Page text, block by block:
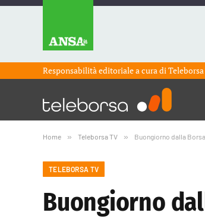
Responsabilità editoriale a cura diTeleborsa
Home » Teleborsa TV » Buongiorno dalla
TELEBORSA TV
Buongiorno